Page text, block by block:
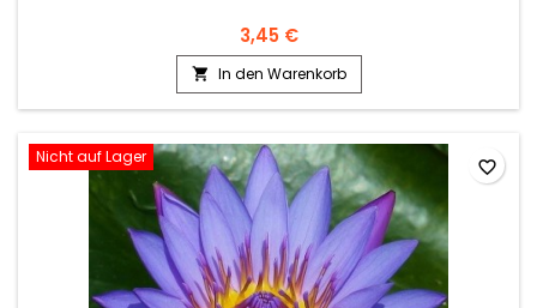
3,45 €
 In den Warenkorb
Nicht auf Lager favorite_border